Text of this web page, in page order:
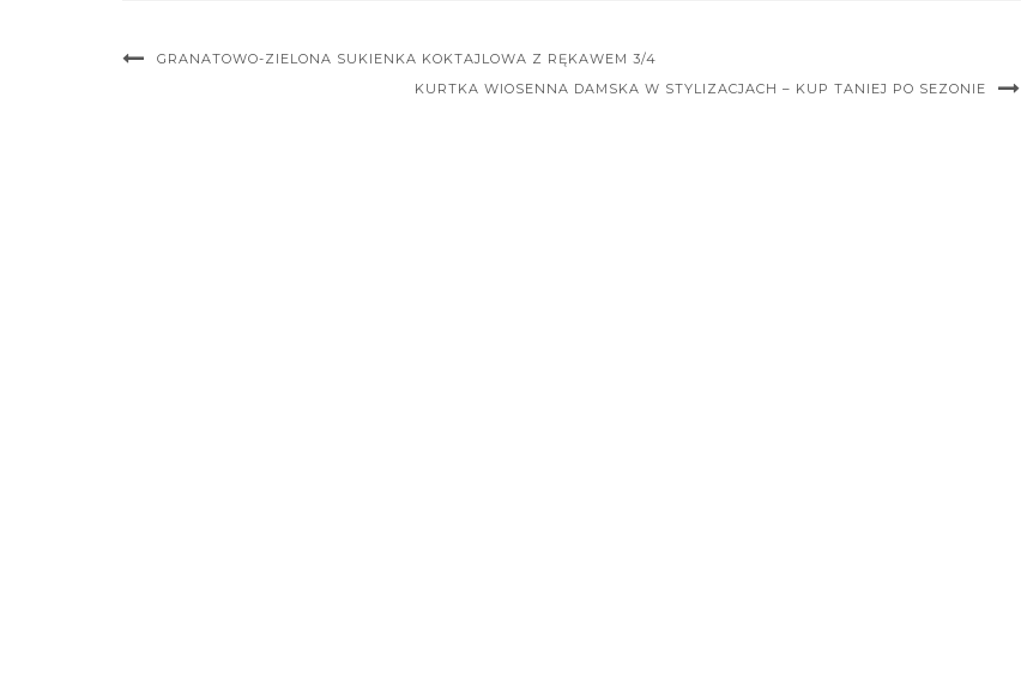
GRANATOWO-ZIELONA SUKIENKA KOKTAJLOWA Z RĘKAWEM 3/4
KURTKA WIOSENNA DAMSKA W STYLIZACJACH – KUP TANIEJ PO SEZONIE